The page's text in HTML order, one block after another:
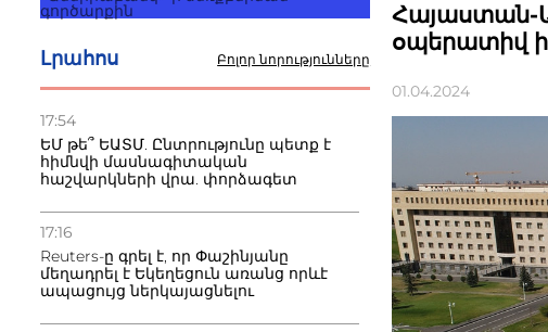
Լրահոս Բոլոր նորությունները
17:54
ԵՄ թե՞ ԵԱՏՄ. Ընտրությունը պետք է
հիմնվի մասնագիտական
հաշվարկների վրա. փորձագետ
17:16
Reuters-ը գրել է, որ Փաշինյանը
մեղադրել է Եկեղեցուն առանց որևէ
ապացույց ներկայացնելու
Հայաստան-
օպերատիվ
01.04.2024